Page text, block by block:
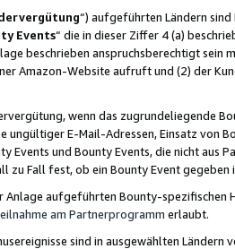
“) aufgeführten Ländern
Events“ die in dieser Ziffer 4 (a)
beschrieben anspruchsberechtigt sein
Amazon-Website aufruft und (2) der
wenn das zugrundeliegende
ungültiger E-Mail-Adressen, Einsatz von
Events und Bounty Events, die nicht
zu Fall fest, ob ein Bounty Event
Anlage aufgeführten Bounty-spezifischen
am Partnerprogramm erlaubt.
sind in ausgewählten Ländern